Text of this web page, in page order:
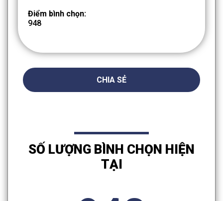
Điểm bình chọn:
948
CHIA SẺ
SỐ LƯỢNG BÌNH CHỌN HIỆN
TẠI